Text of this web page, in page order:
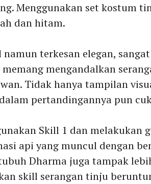
Menggunakan set kostum
dan hitam.
namun terkesan elegan,
memang mengandalkan
Tidak hanya tampilan
pertandingannya pun
Skill 1 dan melakukan
api yang muncul dengan
Dharma juga tampak
skill serangan tinju